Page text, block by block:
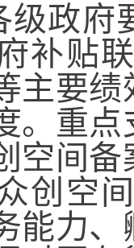
府要
补贴
主要
。重
空间
创空
能力